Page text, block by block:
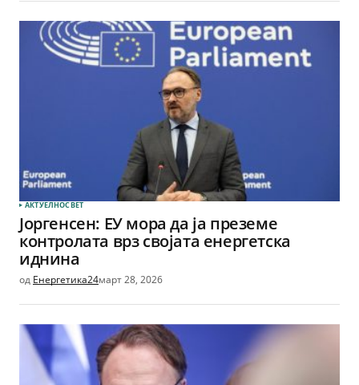
АКТУЕЛНОСВЕТ
Јоргенсен: ЕУ мора да ја преземе
контролата врз својата енергетска
иднина
од Енергетика24март 28, 2026